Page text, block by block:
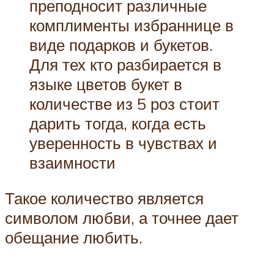
преподносит различные
комплименты избраннице в
виде подарков и букетов.
Для тех кто разбирается в
языке цветов букет в
количестве из 5 роз стоит
дарить тогда, когда есть
уверенность в чувствах и
взаимности
Такое количество является
символом любви, а точнее дает
обещание любить.